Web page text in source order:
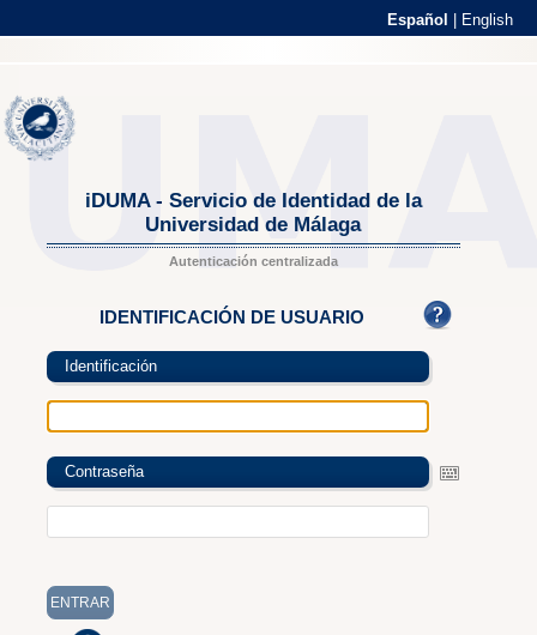
Español English
iDUMA - Servicio de Identidad de la
Universidad de Málaga
Autenticación centralizada
IDENTIFICACIÓN DE USUARIO
Identificación
Contraseña